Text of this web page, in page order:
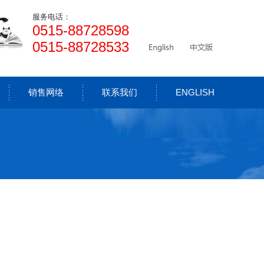
服务电话：
0515-88728598
0515-88728533
销售网络 联系我们 ENGLISH